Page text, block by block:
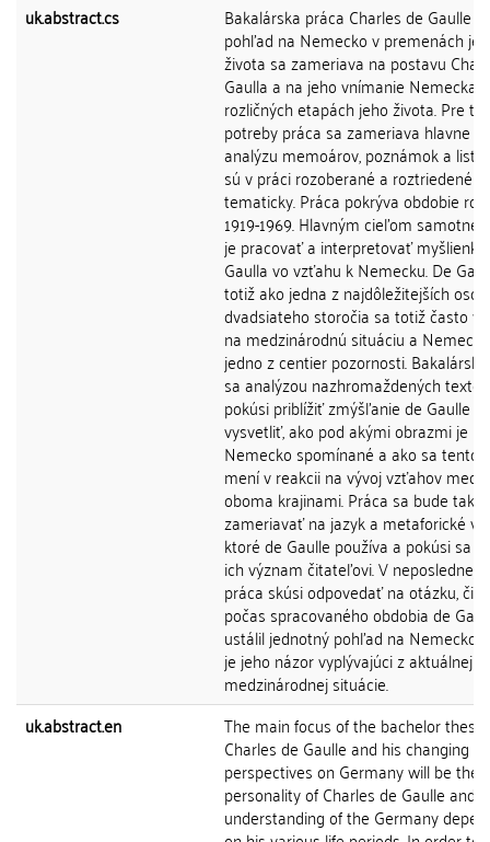
uk.abstract.cs
Bakalárska práca Charles de Gaulle
pohľad na Nemecko v premenách
života sa zameriava na postavu
Gaulla a na jeho vnímanie Nemecka v
rozličných etapách jeho života. Pre
potreby práca sa zameriava hlavne
analýzu memoárov, poznámok a
sú v práci rozoberané a roztriedené
tematicky. Práca pokrýva obdobie
1919-1969. Hlavným cieľom samotnej
je pracovať a interpretovať
Gaulla vo vzťahu k Nemecku. De
totiž ako jedna z najdôležitejších
dvadsiateho storočia sa totiž často
na medzinárodnú situáciu a
jedno z centier pozornosti.
sa analýzou nazhromaždených textov
pokúsi priblížiť zmýšľanie de Gaulle a
vysvetliť, ako pod akými obrazmi je
Nemecko spomínané a ako sa tento
mení v reakcii na vývoj vzťahov medzi
oboma krajinami. Práca sa bude
zameriavať na jazyk a metaforické
ktoré de Gaulle používa a pokúsi sa
ich význam čitateľovi. V neposlednej
práca skúsi odpovedať na otázku, či
počas spracovaného obdobia de
ustálil jednotný pohľad na Nemecko,
je jeho názor vyplývajúci z aktuálnej
medzinárodnej situácie.
uk.abstract.en
The main focus of the bachelor thesis
Charles de Gaulle and his changing
perspectives on Germany will be the
personality of Charles de Gaulle and
understanding of the Germany